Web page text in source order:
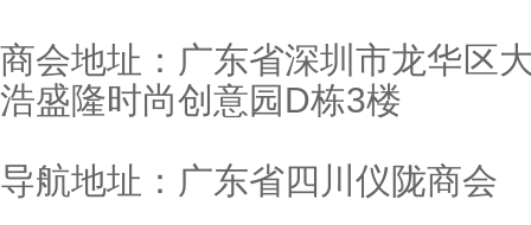
商会地址：广东省深圳市龙华区
浩盛隆时尚创意园D栋3楼
导航地址：广东省四川仪陇商会